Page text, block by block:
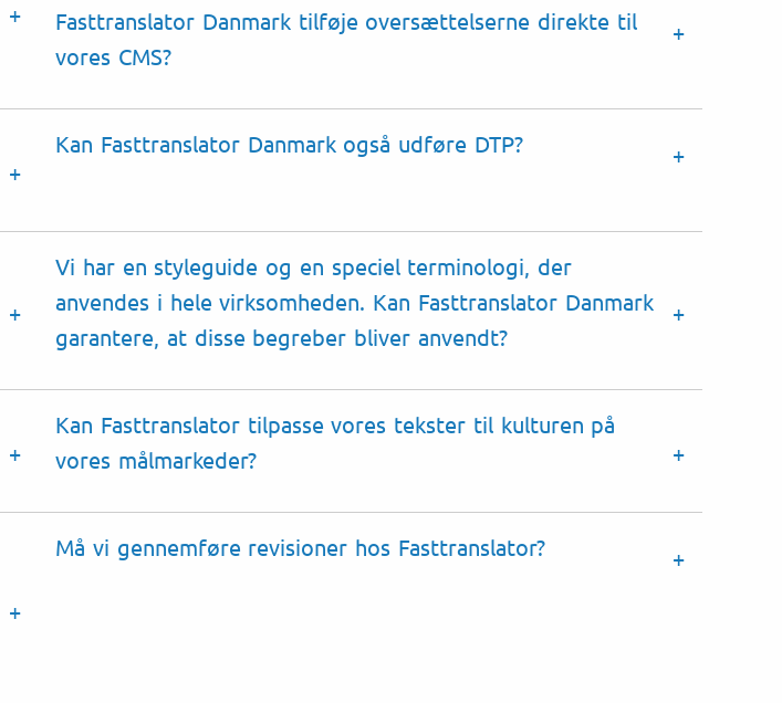
Fasttranslator Danmark tilføje oversættelserne direkte til
vores CMS?
Kan Fasttranslator Danmark også udføre DTP?
Vi har en styleguide og en speciel terminologi , der
anvendes i hele virksomheden. Kan Fasttranslator Danmark
garantere, at disse begreber bliver anvendt?
Kan Fasttranslator tilpasse vores tekster til kulturen på
vores målmarkeder?
Må vi gennemføre revisioner hos Fasttranslator?